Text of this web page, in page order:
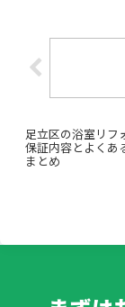
足立区の浴室リフ
保証内容とよくあ
まとめ